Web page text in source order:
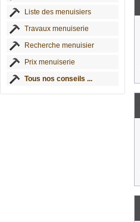
Liste des menuisiers
Travaux menuiserie
Recherche menuisier
Prix menuiserie
Tous nos conseils ...